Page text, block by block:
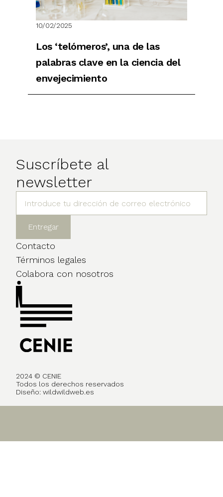
10/02/2025
Los ‘telómeros’, una de las
palabras clave en la ciencia del
envejecimiento
Suscríbete al
newsletter
Contacto
Términos legales
Colabora con nosotros
2024 © CENIE
Todos los derechos reservados
Diseño: wildwildweb.es